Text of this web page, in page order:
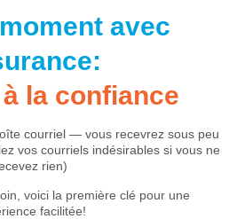
avec
la confiance
courriel — vous recevrez sous peu
vos courriels indésirables si vous ne
rien)
voici la première clé pour une
facilitée!